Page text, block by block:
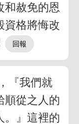
和赦免的恩
資格將悔改
『我們就
順從之人的
。』這裡的